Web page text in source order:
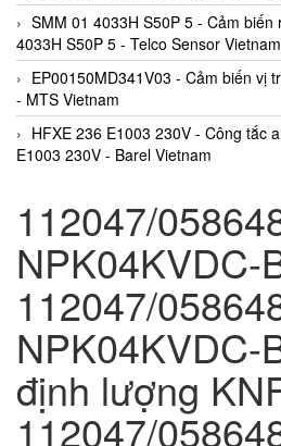
SMM 01 4033H S50P 5 - Cảm biến
4033H S50P 5 - Telco Sensor Vietnam
EP00150MD341V03 - Cảm biến vị
- MTS Vietnam
HFXE 236 E1003 230V - Công tắc
E1003 230V - Barel Vietnam
112047/
NPK04KVDC-
112047/
NPK04KVDC-
định lượng
112047/